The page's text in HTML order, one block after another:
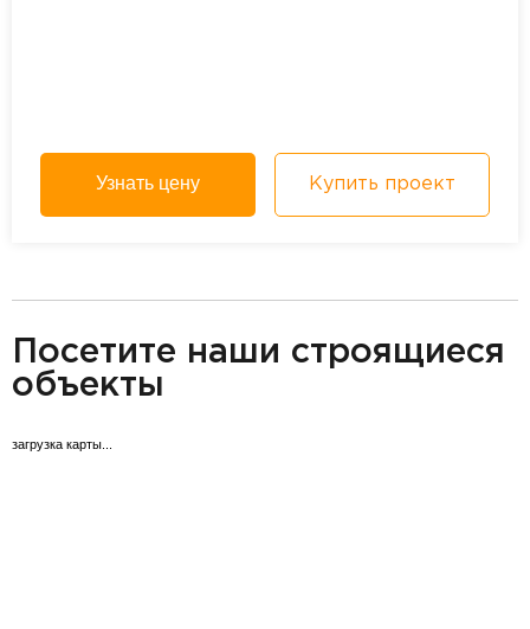
Узнать цену Купить проект
Посетите наши строящиеся
объекты
загрузка карты...